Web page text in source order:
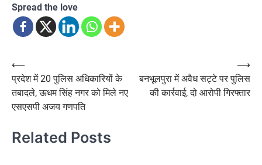
Spread the love
Post
navigation
⟵
प्रदेश में 20 पुलिस अधिकारियों के
तबादले, ऊधम सिंह नगर को मिले नए
एसएसपी अजय गणपति
बनभूलपुरा में अवैध सट्टे पर पुलिस
की कार्रवाई, दो आरोपी गिरफ्तार
⟶
Related Posts